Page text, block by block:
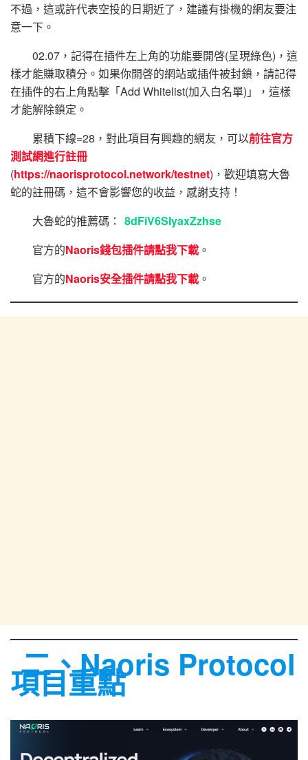
不過，這或許代表空投的日期近了，建議有掛機的網友要注
意一下。
02.07，記得在插件左上角的功能要開啓(呈現綠色)，這
樣才能賺取積分。如果你開啓的網站或插件被封鎖，請記得
在插件的右上角點擊「Add Whitelist(加入白名單)」，這樣
才能解除鎖定。
累積下線=28，對此項目有興趣的網友，可以前往官方
測試網進行註冊
(https://naorisprotocol.network/testnet)，歡迎填寫大魯
蛇的註冊碼，這不會影響您的收益，感謝支持！
大魯蛇的推薦碼： 8dFiV6SIyaxZzhse
官方的Naoris錢包插件請點我下載 。
官方的Naoris安全插件請點我下載 。
二、Naoris Protocol
項目重點